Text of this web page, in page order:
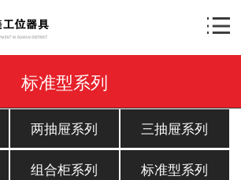
标准型系列
两抽屉系列 三抽屉系列
组合柜系列 标准型系列